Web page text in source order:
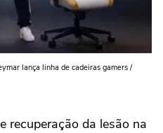
lança linha de cadeiras gamers /
recuperação da lesão na